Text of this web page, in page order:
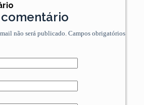
não será publicado. Campos obrigatórios